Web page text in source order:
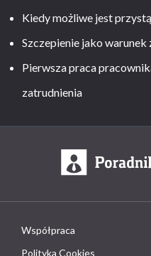
Kiedy możliwe jest
Szczepienie jako
Pierwsza praca
zatrudnienia
Współpraca
Polityka Cookies